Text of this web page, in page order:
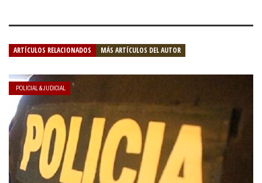
ARTÍCULOS RELACIONADOS MÁS ARTÍCULOS DEL AUTOR
POLICIAL & JUDICIAL